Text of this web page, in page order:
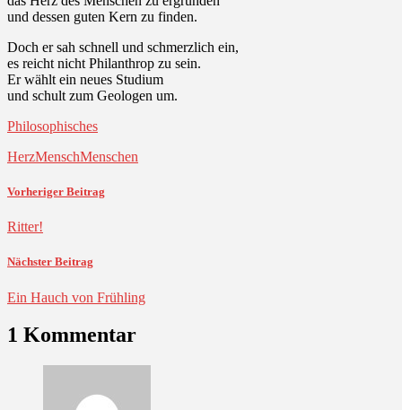
und dessen guten Kern zu finden.
Doch er sah schnell und schmerzlich ein,
es reicht nicht Philanthrop zu sein.
Er wählt ein neues Studium
und schult zum Geologen um.
Philosophisches
HerzMenschMenschen
Vorheriger Beitrag
Ritter!
Nächster Beitrag
Ein Hauch von Frühling
1 Kommentar